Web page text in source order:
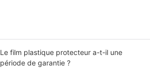
Le film plastique protecteur a-t-il une
période de garantie ?